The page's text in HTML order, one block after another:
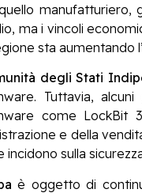
manufatturiero,
ma i vincoli
sta aumentando
degli Stati
Tuttavia,
come LockBit
e della
incidono sulla
è oggetto di